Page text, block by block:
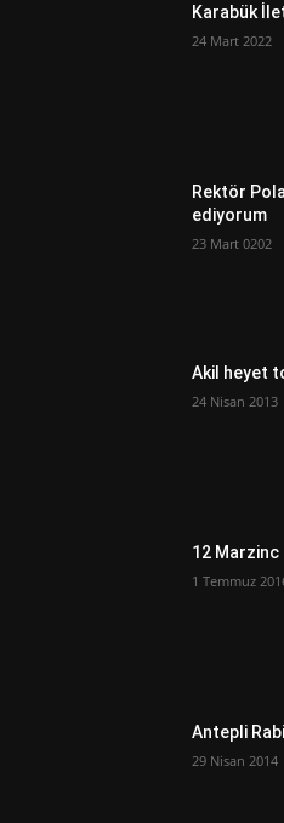
Karabük
24 Mart 2022
Rektör
ediyorum
23 Mart 0202
Akil heyet
24 Nisan 2013
12 Marzinc
1 Temmuz
Antepli
29 Nisan 2014